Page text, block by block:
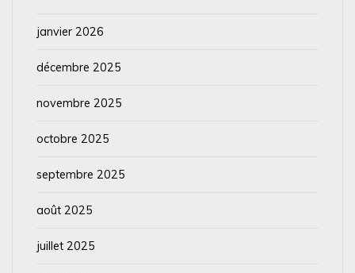
janvier 2026
décembre 2025
novembre 2025
octobre 2025
septembre 2025
août 2025
juillet 2025